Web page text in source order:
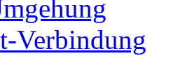
Verbindung